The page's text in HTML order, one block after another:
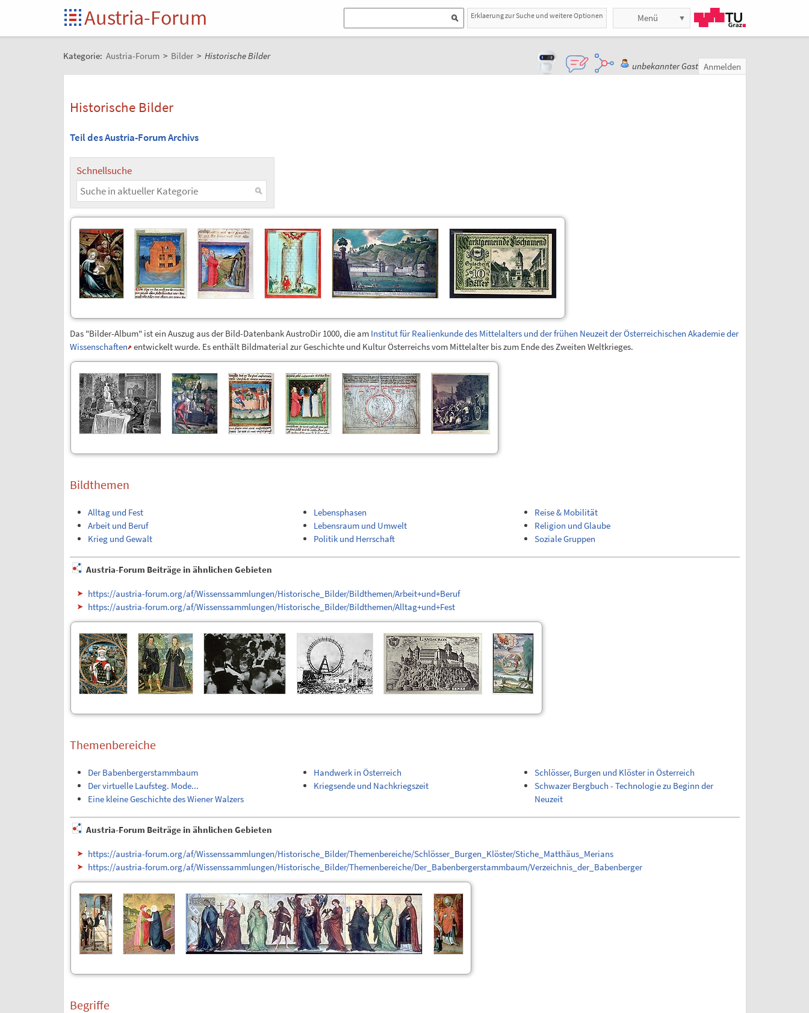
Austria-Forum Erklaerung zur Suche und weitere Optionen Menü
Kategorie: Austria-Forum > Bilder > Historische Bilder
unbekannter Gast Anmelden
Historische Bilder
Teil des Austria-Forum Archivs
Schnellsuche
Das "Bilder-Album" ist ein Auszug aus der Bild-Datenbank AustroDir 1000, die am Institut für Realienkunde des Mittelalters und der frühen Neuzeit der Österreichischen Akademie der
Wissenschaften entwickelt wurde. Es enthält Bildmaterial zur Geschichte und Kultur Österreichs vom Mittelalter bis zum Ende des Zweiten Weltkrieges.
Bildthemen
Alltag und Fest
Arbeit und Beruf
Krieg und Gewalt
Lebensphasen
Lebensraum und Umwelt
Politik und Herrschaft
Reise & Mobilität
Religion und Glaube
Soziale Gruppen
Austria-Forum Beiträge in ähnlichen Gebieten
https://austria-forum.org/af/Wissenssammlungen/Historische_Bilder/Bildthemen/Arbeit+und+Beruf
https://austria-forum.org/af/Wissenssammlungen/Historische_Bilder/Bildthemen/Alltag+und+Fest
Themenbereiche
Der Babenbergerstammbaum
Der virtuelle Laufsteg. Mode...
Eine kleine Geschichte des Wiener Walzers
Handwerk in Österreich
Kriegsende und Nachkriegszeit
Schlösser, Burgen und Klöster in Österreich
Schwazer Bergbuch - Technologie zu Beginn der
Neuzeit
Austria-Forum Beiträge in ähnlichen Gebieten
https://austria-forum.org/af/Wissenssammlungen/Historische_Bilder/Themenbereiche/Schlösser_Burgen_Klöster/Stiche_Matthäus_Merians
https://austria-forum.org/af/Wissenssammlungen/Historische_Bilder/Themenbereiche/Der_Babenbergerstammbaum/Verzeichnis_der_Babenberger
Begriffe